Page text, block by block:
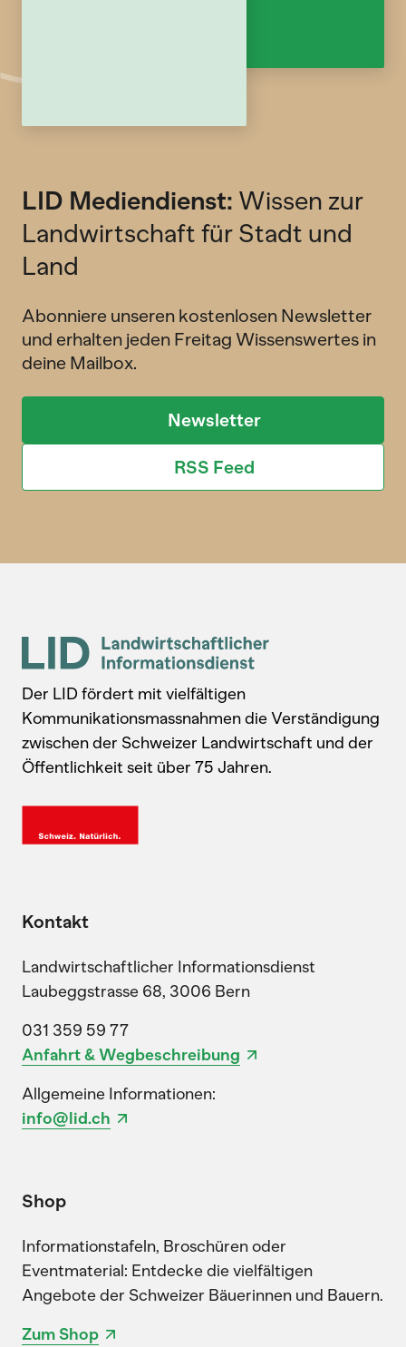
LID Mediendienst: Wissen zur
Landwirtschaft für Stadt und
Land
Abonniere unseren kostenlosen Newsletter
und erhalten jeden Freitag Wissenswertes in
deine Mailbox.
Newsletter
RSS Feed
Der LID fördert mit vielfältigen
Kommunikationsmassnahmen die Verständigung
zwischen der Schweizer Landwirtschaft und der
Öffentlichkeit seit über 75 Jahren.
Kontakt
Landwirtschaftlicher Informationsdienst
Laubeggstrasse 68, 3006 Bern
031 359 59 77
Anfahrt & Wegbeschreibung
Allgemeine Informationen:
info@lid.ch
Shop
Informationstafeln, Broschüren oder
Eventmaterial: Entdecke die vielfältigen
Angebote der Schweizer Bäuerinnen und Bauern.
Zum Shop